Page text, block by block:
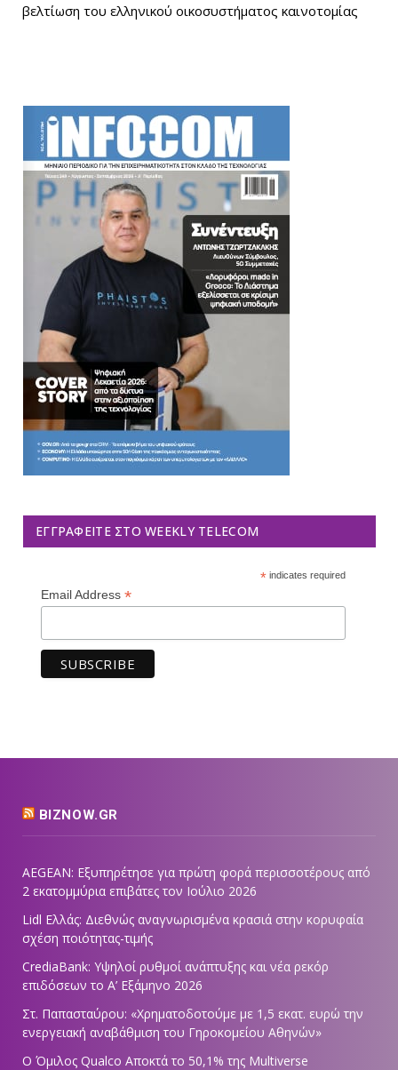
βελτίωση του ελληνικού οικοσυστήματος καινοτομίας
ΕΓΓΡΑΦΕΊΤΕ ΣΤΟ WEEKLY TELECOM
*indicates required
Email Address *
BIZNOW.GR
AEGEAN: Εξυπηρέτησε για πρώτη φορά περισσοτέρους από
2 εκατομμύρια επιβάτες τον Ιούλιο 2026
Lidl Ελλάς: Διεθνώς αναγνωρισμένα κρασιά στην κορυφαία
σχέση ποιότητας-τιμής
CrediaBank: Υψηλοί ρυθμοί ανάπτυξης και νέα ρεκόρ
επιδόσεων το Α’ Εξάμηνο 2026
Στ. Παπασταύρου: «Χρηματοδοτούμε με 1,5 εκατ. ευρώ την
ενεργειακή αναβάθμιση του Γηροκομείου Αθηνών»
Ο Όμιλος Qualco Αποκτά το 50,1% της Multiverse